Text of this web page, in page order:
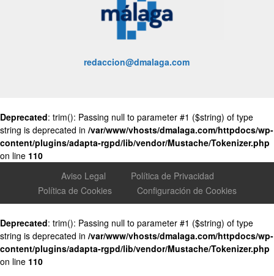
redaccion@dmalaga.com
Deprecated: trim(): Passing null to parameter #1 ($string) of type
string is deprecated in /var/www/vhosts/dmalaga.com/httpdocs/wp-
content/plugins/adapta-rgpd/lib/vendor/Mustache/Tokenizer.php
on line 110
Aviso Legal
Política de Privacidad
Política de Cookies
Configuración de Cookies
Deprecated: trim(): Passing null to parameter #1 ($string) of type
string is deprecated in /var/www/vhosts/dmalaga.com/httpdocs/wp-
content/plugins/adapta-rgpd/lib/vendor/Mustache/Tokenizer.php
on line 110